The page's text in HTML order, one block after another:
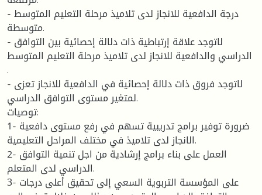
- درجة الدافعية للانجاز لدى تلاميذ مرحلة التعليم المتوسط
متوسطة.
- لاتوجد علاقة إرتباطية ذات دلالة إحصائية بين التوافق
الدراسي والدافعية للانجاز لدى تلاميذ مرحلة التعليم المتوسط
.
- لاتوجد فروق ذات دلالة إحصائية في الدافعية للانجاز تعزى
لمتغير مستوى التوافق الدراسي.
توصيات:
1- ضرورة توفير برامج تدريبية تسهم في رفع مستوى دافعية
الانجاز لدى تلاميذ في مختلف المراحل التعليمية.
2- العمل على بناء برامج إرشادية من اجل تنمية التوافق
الدراسي لدى المتعلم.
3- على المؤسسة التربوية السعي إلى تحقيق أعلى درجات